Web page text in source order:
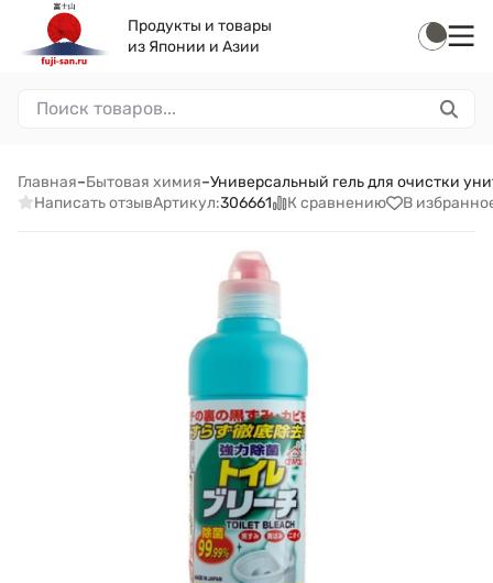
Продукты и товары
из Японии и Азии
Главная–Бытовая химия–Универсальный гель для очистки
Написать отзывАртикул:306661 К сравнению В